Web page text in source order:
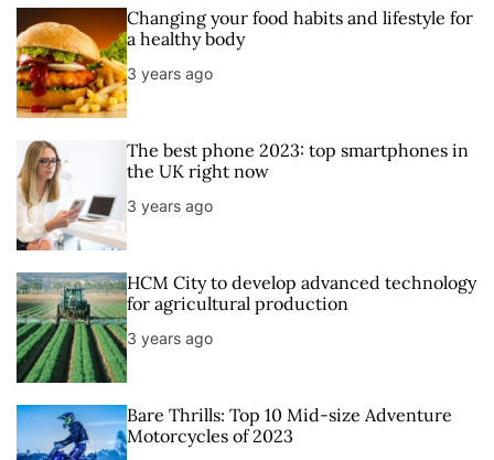
u
l
a
r
e
n
m
g
Changing your food habits and lifestyle for
a healthy body
3 years ago
The best phone 2023: top smartphones in
the UK right now
3 years ago
HCM City to develop advanced technology
for agricultural production
3 years ago
Bare Thrills: Top 10 Mid-size Adventure
Motorcycles of 2023